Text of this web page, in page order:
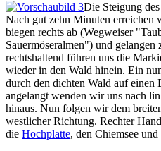
Die Steigung
Nach gut zehn Minuten erreichen
biegen rechts ab (Wegweiser
Sauermöseralmen") und
rechtshaltend führen uns die
wieder in den Wald hinein. Ein
durch den dichten Wald auf
angelangt wenden wir uns nach
hinaus. Nun folgen wir dem
westlicher Richtung. Rechter
die Hochplatte, den Chiemsee und